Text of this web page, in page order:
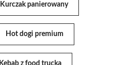
Kurczak panierowany
Hot dogi premium
Kebab z food trucka